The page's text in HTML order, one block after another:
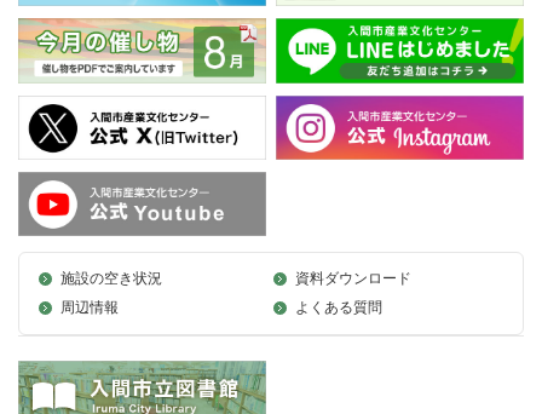
施設の空き状況
資料ダウンロード
周辺情報
よくある質問